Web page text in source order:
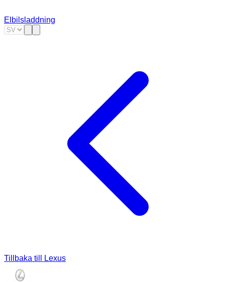
Elbilsladdning
Tillbaka till Lexus